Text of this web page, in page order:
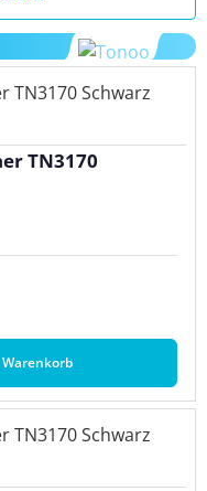
TN3170